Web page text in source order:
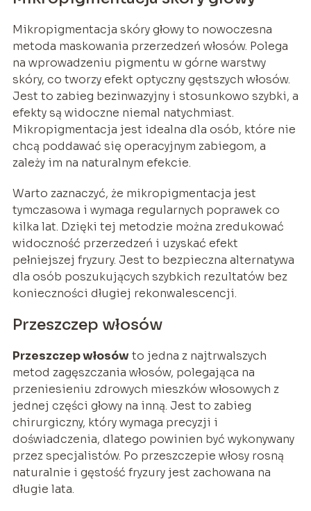
Mikropigmentacja skóry głowy to nowoczesna
metoda maskowania przerzedzeń włosów. Polega
na wprowadzeniu pigmentu w górne warstwy
skóry, co tworzy efekt optyczny gęstszych włosów.
Jest to zabieg bezinwazyjny i stosunkowo szybki, a
efekty są widoczne niemal natychmiast.
Mikropigmentacja jest idealna dla osób, które nie
chcą poddawać się operacyjnym zabiegom, a
zależy im na naturalnym efekcie.
Warto zaznaczyć, że mikropigmentacja jest
tymczasowa i wymaga regularnych poprawek co
kilka lat. Dzięki tej metodzie można zredukować
widoczność przerzedzeń i uzyskać efekt
pełniejszej fryzury. Jest to bezpieczna alternatywa
dla osób poszukujących szybkich rezultatów bez
konieczności długiej rekonwalescencji.
Przeszczep włosów
Przeszczep włosówto jedna z najtrwalszych
metod zagęszczania włosów, polegająca na
przeniesieniu zdrowych mieszków włosowych z
jednej części głowy na inną. Jest to zabieg
chirurgiczny, który wymaga precyzji i
doświadczenia, dlatego powinien być wykonywany
przez specjalistów. Po przeszczepie włosy rosną
naturalnie i gęstość fryzury jest zachowana na
długie lata.